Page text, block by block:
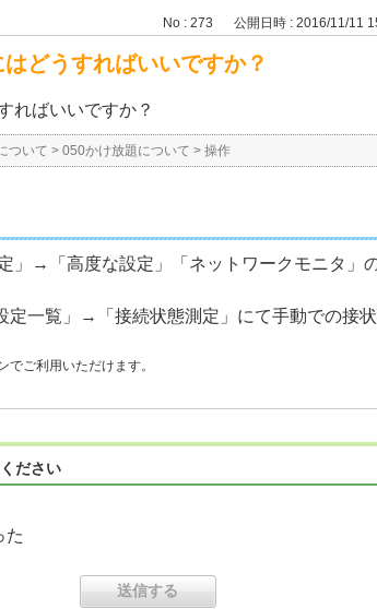
No : 273 公開日時 : 2016/11/11
どうすればいいですか？
ればいいですか？
ついて > 050かけ放題について > 操作
」→「高度な設定」「ネットワークモニタ」
一覧」→「接続状態測定」にて手動での接状
ご利用いただけます。
ださい
た